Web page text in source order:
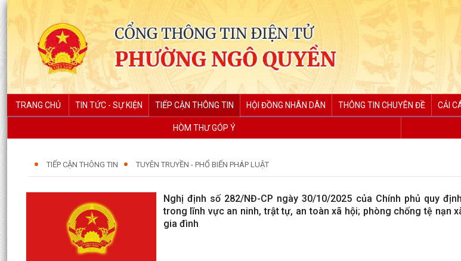
TRANG CHỦ TIN TỨC - SỰ KIỆN TIẾP CẬN THÔNG TIN HỘI ĐỒNG NHÂN DÂN THÔNG TIN CHUYÊN ĐỀ CẢI
HÒM THƯ GÓP Ý
TIẾP CẬN THÔNG TIN TUYÊN TRUYỀN - PHỔ BIẾN PHÁP LUẬT
Nghị định số 282/NĐ-CP ngày 30/10/2025 của Chính phủ quy
trong lĩnh vực an ninh, trật tự, an toàn xã hội; phòng chống tệ nạn
gia đình